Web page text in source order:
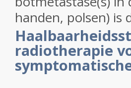
handen, polsen) is
radiotherapie